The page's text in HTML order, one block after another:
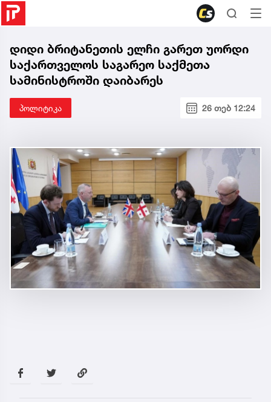
დიდი ბრიტანეთის ელჩი გარეთ უორდი
საქართველოს საგარეო საქმეთა
სამინისტროში დაიბარეს
პოლიტიკა 26 თებ 12:24